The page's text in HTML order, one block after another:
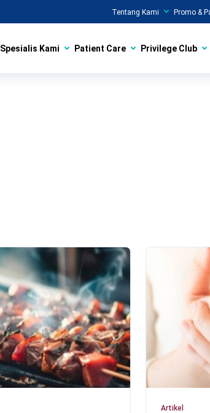
Tentang Kami Promo &
Spesialis Kami Patient Care Privilege Club
Artikel